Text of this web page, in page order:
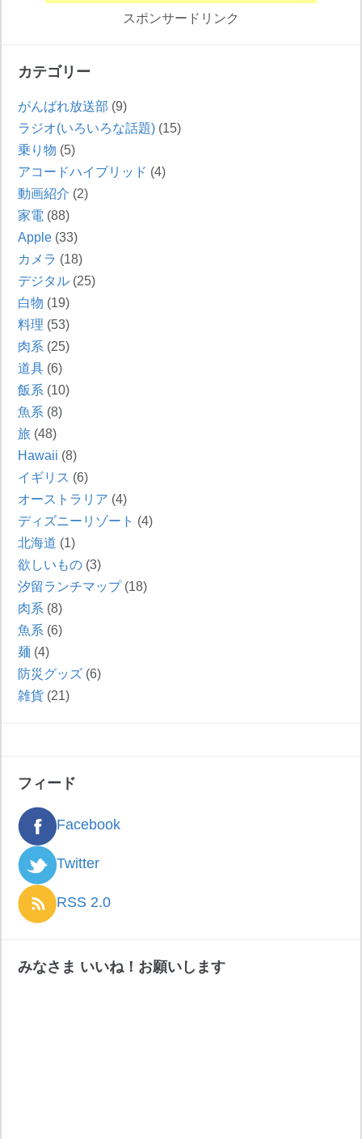
スポンサードリンク
カテゴリー
がんばれ放送部 (9)
ラジオ(いろいろな話題) (15)
乗り物 (5)
アコードハイブリッド (4)
動画紹介 (2)
家電 (88)
Apple (33)
カメラ (18)
デジタル (25)
白物 (19)
料理 (53)
肉系 (25)
道具 (6)
飯系 (10)
魚系 (8)
旅 (48)
Hawaii (8)
イギリス (6)
オーストラリア (4)
ディズニーリゾート (4)
北海道 (1)
欲しいもの (3)
汐留ランチマップ(18)
肉系 (8)
魚系 (6)
麺 (4)
防災グッズ (6)
雑貨 (21)
フィード
Facebook
Twitter
RSS 2.0
みなさま いいね！お願いします